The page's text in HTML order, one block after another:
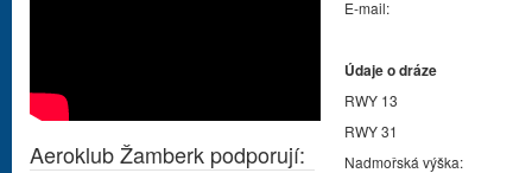
E-mail:
Údaje o dráze
RWY 13
RWY 31
Nadmořská výška:
Aeroklub Žamberk podporují: